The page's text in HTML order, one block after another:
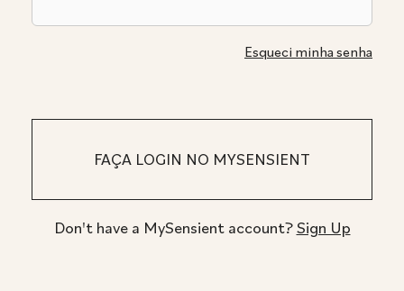
Esqueci minha senha
Don't have a MySensient account?Sign Up